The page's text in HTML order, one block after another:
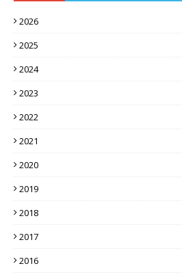
2026
2025
2024
2023
2022
2021
2020
2019
2018
2017
2016